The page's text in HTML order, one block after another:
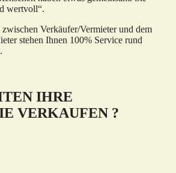
wertvoll“.
Verkäufer/Vermieter und dem
stehen Ihnen 100% Service rund
IHRE
VERKAUFEN ?